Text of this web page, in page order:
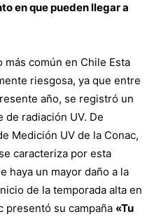
en que pueden llegar a
común en Chile Esta
riesgosa, ya que entre
año, se registró un
de radiación UV. De
Medición UV de la Conac,
caracteriza por esta
haya un mayor daño a la
de la temporada alta en
presentó su campaña «Tu